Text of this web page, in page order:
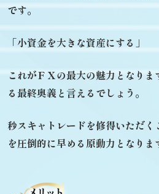
です。
「小資金を大きな資産にする」
これがＦＸの最大の魅力となりま
る最終奥義と言えるでしょう。
秒スキャトレードを修得いただく
を圧倒的に早める原動力となりま